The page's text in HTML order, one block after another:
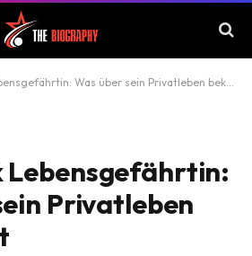
Was über sein Privatleben bekannt ist
Lebensgefährtin:
Privatleben